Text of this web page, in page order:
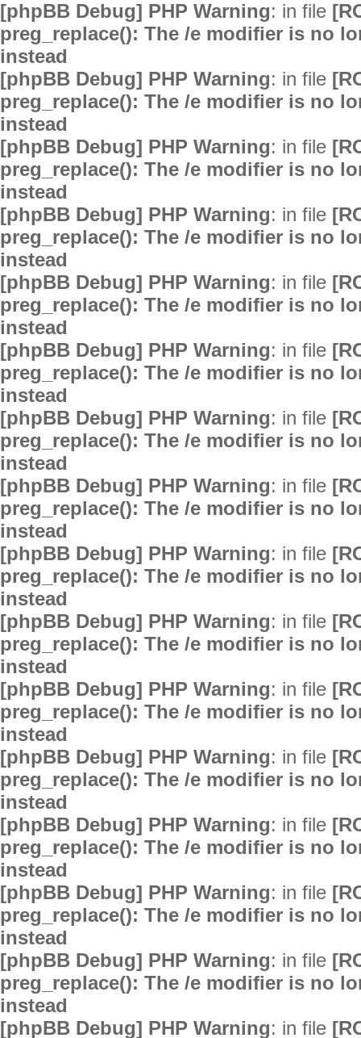
[phpBB Debug] PHP Warning: in file
preg_replace(): The /e modifier is no
instead
[phpBB Debug] PHP Warning: in file
preg_replace(): The /e modifier is no
instead
[phpBB Debug] PHP Warning: in file
preg_replace(): The /e modifier is no
instead
[phpBB Debug] PHP Warning: in file
preg_replace(): The /e modifier is no
instead
[phpBB Debug] PHP Warning: in file
preg_replace(): The /e modifier is no
instead
[phpBB Debug] PHP Warning: in file
preg_replace(): The /e modifier is no
instead
[phpBB Debug] PHP Warning: in file
preg_replace(): The /e modifier is no
instead
[phpBB Debug] PHP Warning: in file
preg_replace(): The /e modifier is no
instead
[phpBB Debug] PHP Warning: in file
preg_replace(): The /e modifier is no
instead
[phpBB Debug] PHP Warning: in file
preg_replace(): The /e modifier is no
instead
[phpBB Debug] PHP Warning: in file
preg_replace(): The /e modifier is no
instead
[phpBB Debug] PHP Warning: in file
preg_replace(): The /e modifier is no
instead
[phpBB Debug] PHP Warning: in file
preg_replace(): The /e modifier is no
instead
[phpBB Debug] PHP Warning: in file
preg_replace(): The /e modifier is no
instead
[phpBB Debug] PHP Warning: in file
preg_replace(): The /e modifier is no
instead
[phpBB Debug] PHP Warning: in file